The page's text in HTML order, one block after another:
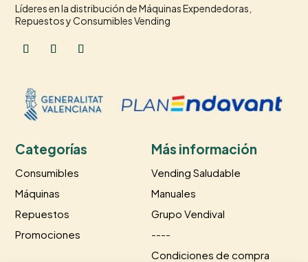
Líderes en la distribución de Máquinas Expendedoras,
Repuestos y Consumibles Vending
Categorías
Consumibles
Máquinas
Repuestos
Promociones
Más información
Vending Saludable
Manuales
Grupo Vendival
----
Condiciones de compra